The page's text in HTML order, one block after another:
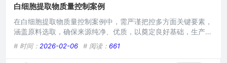
白细胞提取物质量控制案例
在白细胞提取物质量控制案例中，需严谨把控多方面关键要素，
涵盖原料选取，确保来源纯净、优质，以奠定良好基础，生产过
程中严格监测各环节参数，包括温度、反应时间等，保障提取工
艺科学合理，成品检验着重检测纯度、活性等指标，只有通过全
# 时间： 2026-02-06 # 阅读： 661